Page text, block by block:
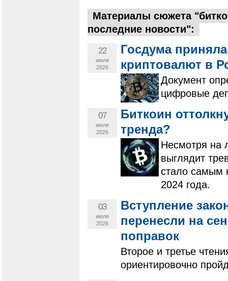
Материалы сюжета
последние новости":
22
июля
2026
Госдума
криптовалют в
Документ
цифровые
07
июля
2026
Биткоин
тренда?
Несмотря на
выглядит
стало самым
2024 года.
03
июля
2026
Вступление
перенесли на
поправок
Второе и третье
ориентировочно